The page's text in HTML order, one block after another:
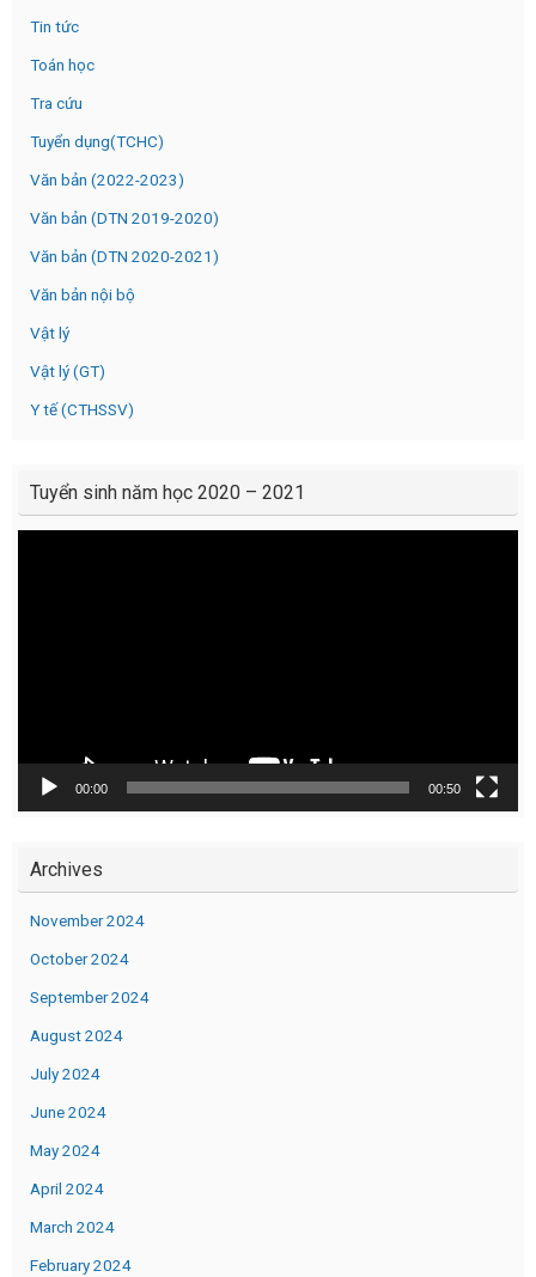
Tin tức
Toán học
Tra cứu
Tuyển dụng(TCHC)
Văn bản (2022-2023)
Văn bản (DTN 2019-2020)
Văn bản (DTN 2020-2021)
Văn bản nội bộ
Vật lý
Vật lý (GT)
Y tế (CTHSSV)
Tuyển sinh năm học 2020 – 2021
00:00 00:50
Archives
November 2024
October 2024
September 2024
August 2024
July 2024
June 2024
May 2024
April 2024
March 2024
February 2024